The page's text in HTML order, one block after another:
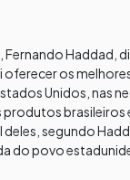
Fernando Haddad,
oferecer os
Unidos, nas
brasileiros
deles, segundo
do povo